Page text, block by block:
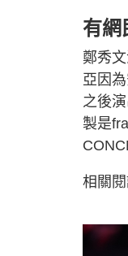
有網
鄭秀
亞因
之後
製是
相關閱